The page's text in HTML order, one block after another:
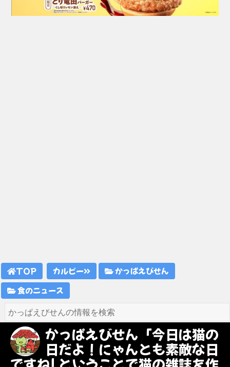
TOP カルビー
かっぱえびせん
食のニュース
かっぱえびせん「今日は猫の
日だよ！にゃんとも素敵な日